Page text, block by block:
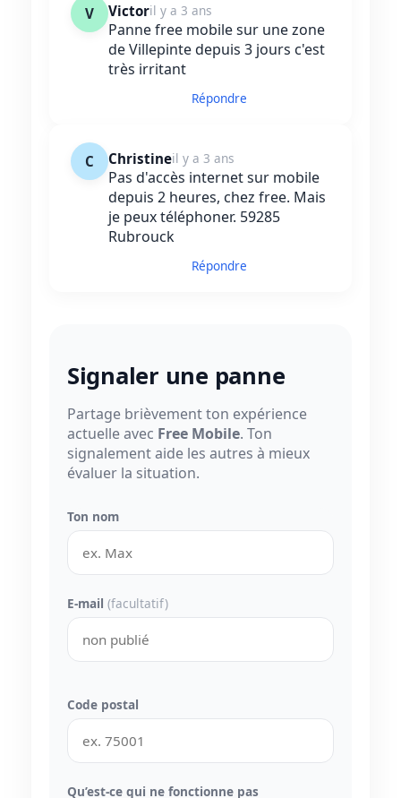
V Victoril y a 3 ans
Panne free mobile sur une zone
de Villepinte depuis 3 jours c'est
très irritant
Répondre
C Christineil y a 3 ans
Pas d'accès internet sur mobile
depuis 2 heures, chez free. Mais
je peux téléphoner. 59285
Rubrouck
Répondre
Signaler une panne
Partage brièvement ton expérience
actuelle avec Free Mobile. Ton
signalement aide les autres à mieux
évaluer la situation.
Ton nom
E-mail (facultatif)
Code postal
Qu’est-ce qui ne fonctionne pas